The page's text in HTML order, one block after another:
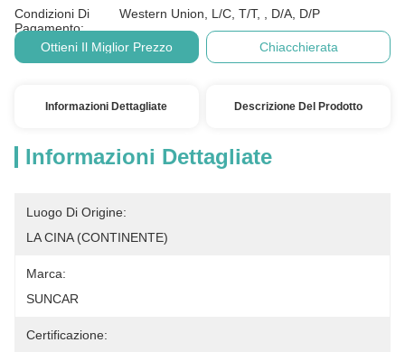
Condizioni Di
Pagamento:
Western Union, L/C, T/T, , D/A, D/P
Ottieni Il Miglior Prezzo Chiacchierata
Informazioni Dettagliate Descrizione Del Prodotto
Informazioni Dettagliate
Luogo Di Origine:
LA CINA (CONTINENTE)
Marca:
SUNCAR
Certificazione: